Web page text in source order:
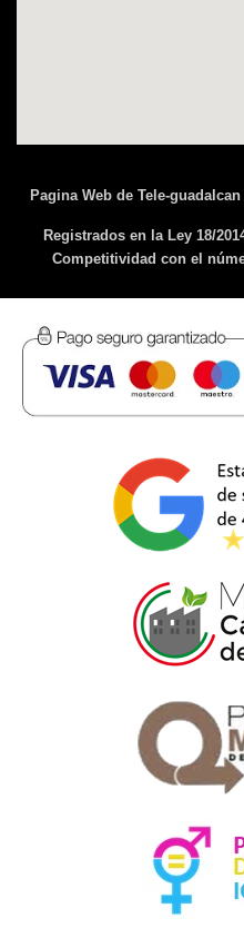
Pagina Web de Tele-
Registrados en la Ley 18/
Competitividad con el